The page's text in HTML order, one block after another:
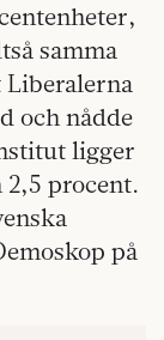
samma
Liberalerna
och nådde
ligger
procent.
på